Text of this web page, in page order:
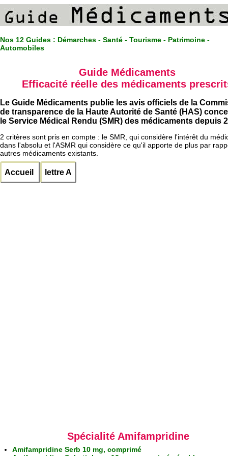
Nos 12 Guides : Démarches - Santé - Tourisme - Patrimoine -
Automobiles
Guide Médicaments
Efficacité réelle des médicaments
Le Guide Médicaments publie les avis officiels de la
de transparence de la Haute Autorité de Santé (HAS)
le Service Médical Rendu (SMR) des médicaments depuis
2 critères sont pris en compte : le SMR, qui considère l'intérêt du
dans l'absolu et l'ASMR qui considère ce qu'il apporte de plus par
autres médicaments existants.
Accueil lettre A
Spécialité Amifampridine
Amifampridine Serb 10 mg, comprimé